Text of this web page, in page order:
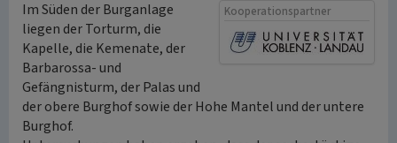
Kooperationspartner
Im Süden der Burganlage
liegen der Torturm, die
Kapelle, die Kemenate, der
Barbarossa- und
Gefängnisturm, der Palas und
der obere Burghof sowie der Hohe Mantel und der untere
Burghof.